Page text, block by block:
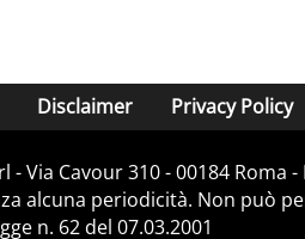
Disclaimer Privacy Policy
Cavour 310 - 00184 Roma
alcuna periodicità. Non può
n. 62 del 07.03.2001